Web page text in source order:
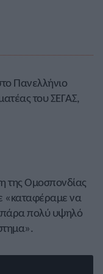
Πανελλήνιο
του ΣΕΓΑΣ,
της Ομοσπονδίας
«καταφέραμε να
πολύ υψηλό